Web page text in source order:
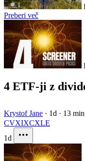
Preberi več
4 ETF-ji z
Krystof Jane · 1d · 13
CVXIXCXLE
1d